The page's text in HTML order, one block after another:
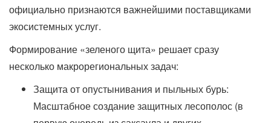
официально признаются важнейшими поставщиками
экосистемных услуг.
Формирование «зеленого щита» решает сразу
несколько макрорегиональных задач:
Защита от опустынивания и пыльных бурь:
Масштабное создание защитных лесополос (в